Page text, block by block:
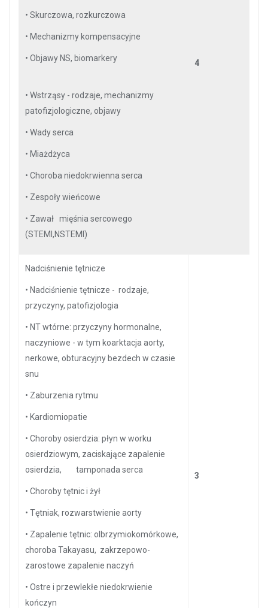
• Skurczowa, rozkurczowa
• Mechanizmy kompensacyjne
• Objawy NS, biomarkery
• Wstrząsy - rodzaje, mechanizmy
patofizjologiczne, objawy
• Wady serca
• Miażdżyca
• Choroba niedokrwienna serca
• Zespoły wieńcowe
• Zawał mięśnia sercowego
(STEMI,NSTEMI)
4
Nadciśnienie tętnicze
• Nadciśnienie tętnicze - rodzaje,
przyczyny, patofizjologia
• NT wtórne: przyczyny hormonalne,
naczyniowe - w tym koarktacja aorty,
nerkowe, obturacyjny bezdech w czasie
snu
• Zaburzenia rytmu
• Kardiomiopatie
• Choroby osierdzia: płyn w worku
osierdziowym, zaciskające zapalenie
osierdzia, tamponada serca
• Choroby tętnic i żył
• Tętniak, rozwarstwienie aorty
• Zapalenie tętnic: olbrzymiokomórkowe,
choroba Takayasu, zakrzepowo-
zarostowe zapalenie naczyń
• Ostre i przewlekłe niedokrwienie
kończyn
3